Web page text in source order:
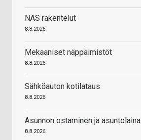
NAS rakentelut
8.8.2026
Mekaaniset näppäimistöt
8.8.2026
Sähköauton kotilataus
8.8.2026
Asunnon ostaminen ja asuntolaina
8.8.2026